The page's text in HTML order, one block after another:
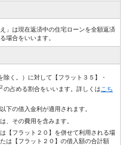
」は現在返済中の住宅ローンを全額返済
場合をいいます。
除く。）に対して【フラット３５】・
の占める割合をいいます。詳しくはこち
下の借入金利が適用されます。
、その費用を含みます。
【フラット２０】を併せて利用される場
は【フラット２０】の借入額の合計額